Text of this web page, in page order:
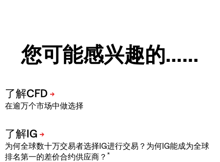
您可能感兴趣的……
在逾万个市场中做选择
为何全球数十万交易者选择IG进行交易？为何IG能成为全球
排名第一的差价合约供应商？ *